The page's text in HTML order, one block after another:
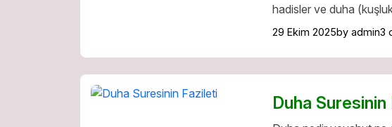
hadisler ve duha (kuşluk)
29 Ekim 2025by admin3
Duha Suresinin